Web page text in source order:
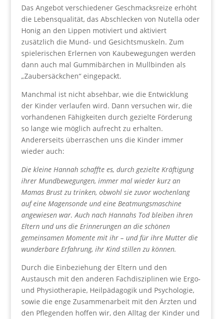
Das Angebot verschiedener Geschmacksreize erhöht
die Lebensqualität, das Abschlecken von Nutella oder
Honig an den Lippen motiviert und aktiviert
zusätzlich die Mund- und Gesichtsmuskeln. Zum
spielerischen Erlernen von Kaubewegungen werden
dann auch mal Gummibärchen in Mullbinden als
„Zaubersäckchen“ eingepackt.
Manchmal ist nicht absehbar, wie die Entwicklung
der Kinder verlaufen wird. Dann versuchen wir, die
vorhandenen Fähigkeiten durch gezielte Förderung
so lange wie möglich aufrecht zu erhalten.
Andererseits überraschen uns die Kinder immer
wieder auch:
Die kleine Hannah schaffte es, durch gezielte Kräftigung
ihrer Mundbewegungen, immer mal wieder kurz an
Mamas Brust zu trinken, obwohl sie zuvor wochenlang
auf eine Magensonde und eine Beatmungsmaschine
angewiesen war. Auch nach Hannahs Tod bleiben ihren
Eltern und uns die Erinnerungen an die schönen
gemeinsamen Momente mit ihr – und für ihre Mutter die
wunderbare Erfahrung, ihr Kind stillen zu können.
Durch die Einbeziehung der Eltern und den
Austausch mit den anderen Fachdisziplinen wie Ergo-
und Physiotherapie, Heilpädagogik und Psychologie,
sowie die enge Zusammenarbeit mit den Ärzten und
den Pflegenden hoffen wir, den Alltag der Kinder und